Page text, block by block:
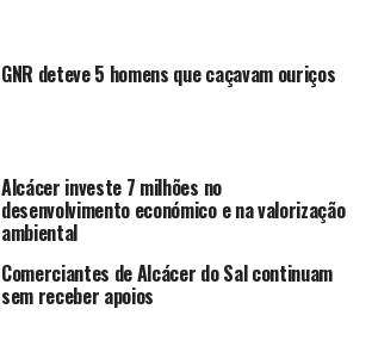
GNR deteve 5 homens que caçavam ouriços
Alcácer investe 7 milhões no
desenvolvimento económico e na valorização
ambiental
Comerciantes de Alcácer do Sal continuam
sem receber apoios